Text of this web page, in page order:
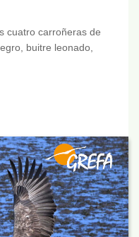
cuatro carroñeras de
buitre leonado,